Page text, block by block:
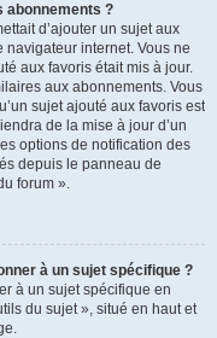
abonnements ?
d’ajouter un sujet aux
internet. Vous ne
aux favoris était mis à jour.
aux abonnements. Vous
sujet ajouté aux favoris est
de la mise à jour d’un
options de notification des
depuis le panneau de
forum ».
à un sujet spécifique ?
à un sujet spécifique en
du sujet », situé en haut et